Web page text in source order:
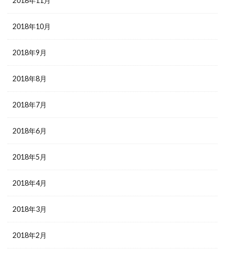
2018年10月
2018年9月
2018年8月
2018年7月
2018年6月
2018年5月
2018年4月
2018年3月
2018年2月